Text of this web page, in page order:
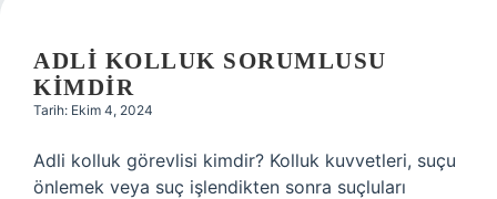
ADLI KOLLUK SORUMLUSU
KIMDIR
Tarih: Ekim 4, 2024
Adli kolluk görevlisi kimdir? Kolluk kuvvetleri, suçu
önlemek veya suç işlendikten sonra suçluları